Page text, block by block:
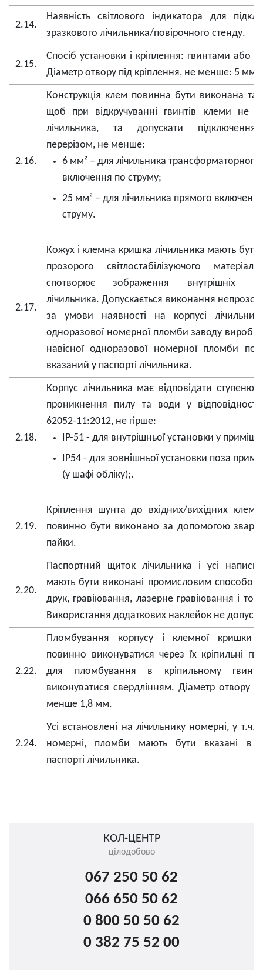
2.14.
Наявність світлового індикатора для
зразкового лічильника/повірочного стенду.
2.15.
Спосіб установки і кріплення: гвинтами або
Діаметр отвору під кріплення, не менше: 5 мм.
2.16.
Конструкція клем повинна бути виконана
щоб при відкручуванні гвинтів клеми не
лічильника, та допускати підключення
перерізом, не менше:
6 мм² – для лічильника трансформаторного
включення по струму;
25 мм² – для лічильника прямого
струму.
2.17.
Кожух і клемна кришка лічильника мають бути
прозорого світлостабілізуючого
спотворює зображення внутрішніх
лічильника. Допускається виконання
за умови наявності на корпусі
одноразової номерної пломби заводу
навісної одноразової номерної пломби
вказаний у паспорті лічильника.
2.18.
Корпус лічильника має відповідати ступеню
проникнення пилу та води у
62052-11:2012, не гірше:
IP-51 - для внутрішньої установки у
IP54 - для зовнішньої установки поза
(у шафі обліку);.
2.19.
Кріплення шунта до вхідних/вихідних клем
повинно бути виконано за допомогою
пайки.
2.20.
Паспортний щиток лічильника і усі
мають бути виконані промисловим способом
друк, гравіювання, лазерне гравіювання і
Використання додаткових наклейок не
2.22.
Пломбування корпусу і клемної кришки
повинно виконуватися через їх кріпильні
для пломбування в кріпильному
виконуватися свердлінням. Діаметр отвору
менше 1,8 мм.
2.24.
Усі встановлені на лічильнику номерні, у т.ч.
номерні, пломби мають бути вказані в
паспорті лічильника.
КОЛ-ЦЕНТР
цілодобово
067 250 50 62
066 650 50 62
0 800 50 50 62
0 382 75 52 00